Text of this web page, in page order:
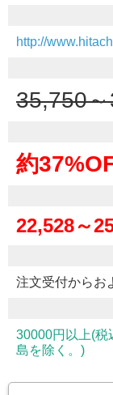
http://
35,750
約
22,528～
注文受付からお
30000円以上(税
島を除く。)